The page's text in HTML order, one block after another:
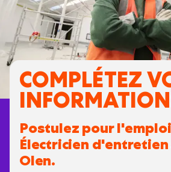
COMPLÉTEZ
Postulez pour l'emploi
Électricien d'entretien
Olen.